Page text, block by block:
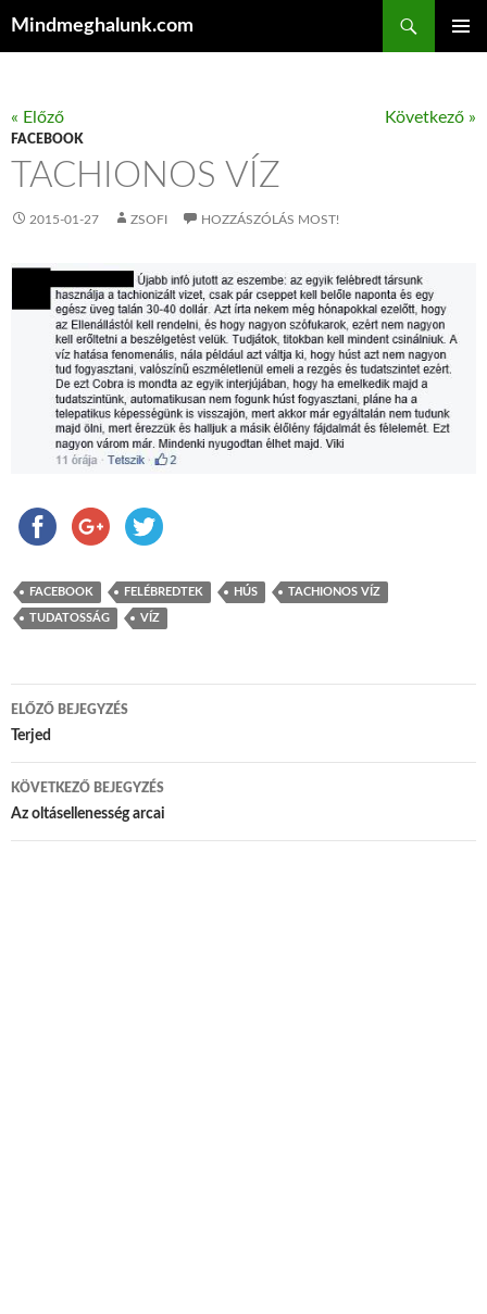
Mindmeghalunk.com
« Előző Következő »
FACEBOOK
TACHIONOS VÍZ
2015-01-27 ZSOFI HOZZÁSZÓLÁS MOST!
FACEBOOK FELÉBREDTEK HÚS TACHIONOS VÍZ
TUDATOSSÁG VÍZ
Bejegyzés navigáció
ELŐZŐ BEJEGYZÉS
Terjed
KÖVETKEZŐ BEJEGYZÉS
Az oltásellenesség arcai